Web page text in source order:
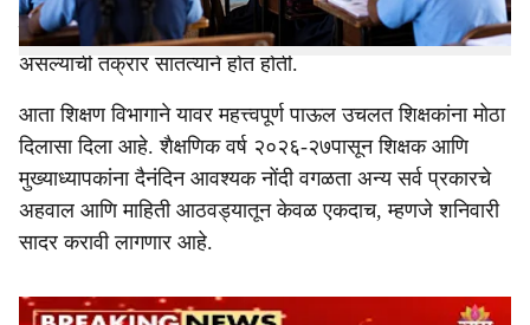
शिक्षकांचा मोठा वेळ अध्यापनाऐवजी कागदोपत्री कामांमध्ये खर्च होत
असल्याची तक्रार सातत्याने होत होती.
आता शिक्षण विभागाने यावर महत्त्वपूर्ण पाऊल उचलत शिक्षकांना मोठा
दिलासा दिला आहे. शैक्षणिक वर्ष २०२६-२७पासून शिक्षक आणि
मुख्याध्यापकांना दैनंदिन आवश्यक नोंदी वगळता अन्य सर्व प्रकारचे
अहवाल आणि माहिती आठवड्यातून केवळ एकदाच, म्हणजे शनिवारी
सादर करावी लागणार आहे.